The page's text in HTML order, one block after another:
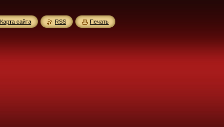
Карта сайта RSS Печать